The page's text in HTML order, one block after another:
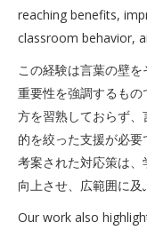
reaching benefits,
classroom behavior,
この経験は言葉の壁
重要性を強調するも
方を習熟しておらず
的を絞った支援が必
考案された対応策は
向上させ、広範囲に及
Our work also